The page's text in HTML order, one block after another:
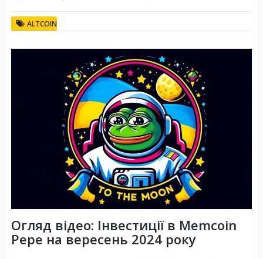
ALTCOIN
Огляд відео: Інвестиції в Memcoin
Pepе на вересень 2024 року